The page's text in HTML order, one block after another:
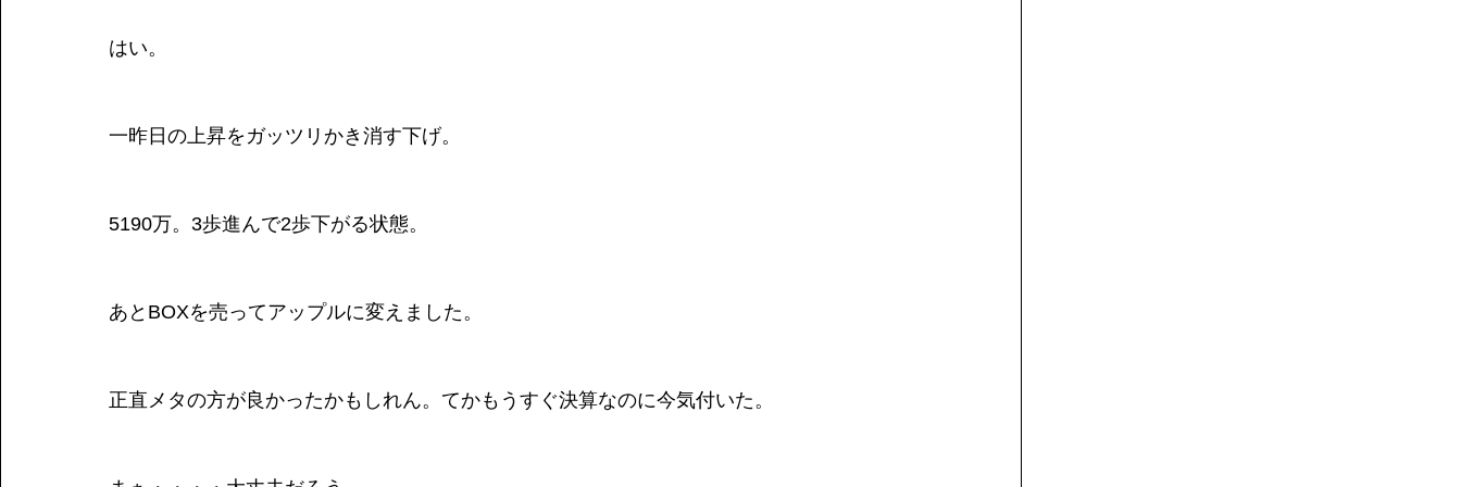
はい。
一昨日の上昇をガッツリかき消す下げ。
5190万。3歩進んで2歩下がる状態。
あとBOXを売ってアップルに変えました。
正直メタの方が良かったかもしれん。てかもうすぐ決算なのに今気付いた。